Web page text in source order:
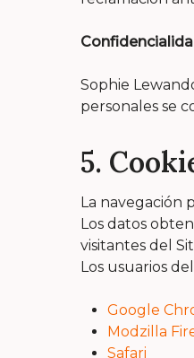
Sophie
personales se
5.
La navegación
Los datos
visitantes del
Los usuarios
Google
Modzilla
Safari